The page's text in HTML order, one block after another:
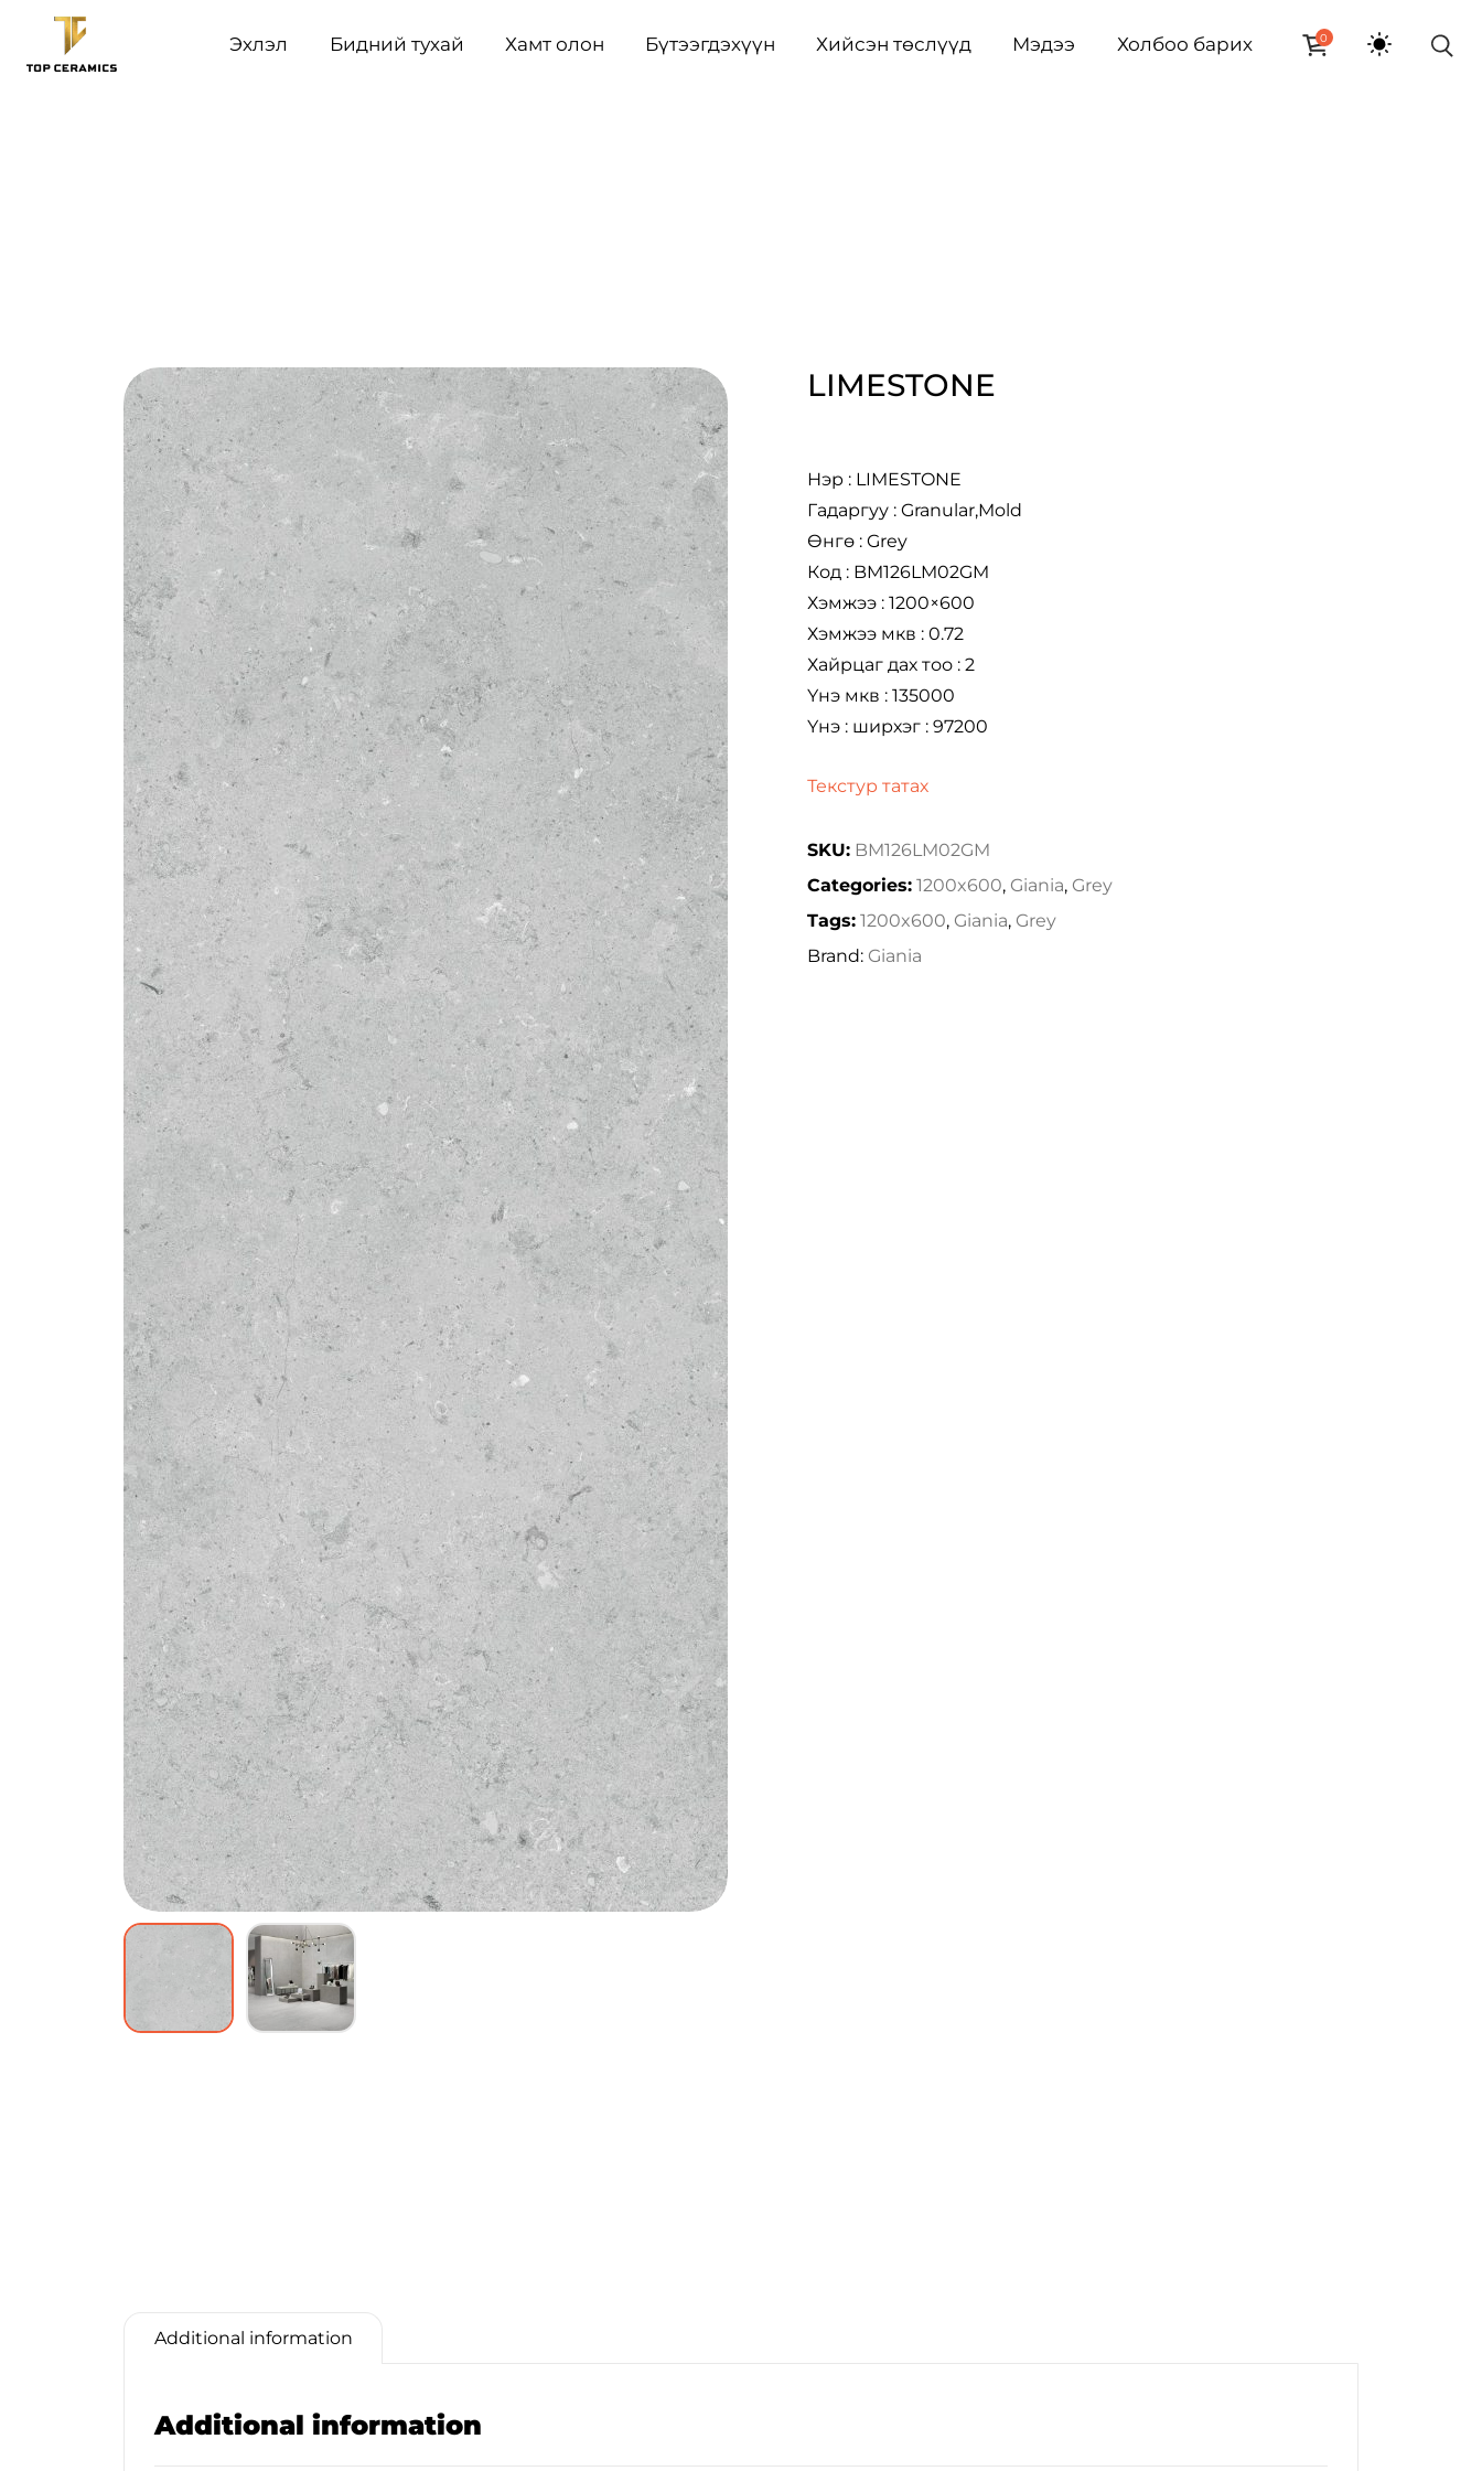
Эхлэл Бидний тухай Хамт олон Бүтээгдэхүүн Хийсэн төслүүд Мэдээ Холбоо барих 0
LIMESTONE
Нэр : LIMESTONE
Гадаргуу : Granular,Mold
Өнгө : Grey
Код : BM126LM02GM
Хэмжээ : 1200×600
Хэмжээ мкв : 0.72
Хайрцаг дах тоо : 2
Үнэ мкв : 135000
Үнэ : ширхэг : 97200
Текстур татах
SKU: BM126LM02GM
Categories: 1200x600, Giania, Grey
Tags: 1200x600, Giania, Grey
Brand: Giania
Additional information
Additional information